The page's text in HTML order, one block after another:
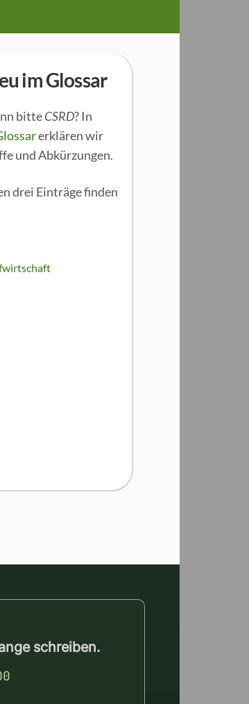
im Glossar
bitteCSRD? In
erklären wir
und Abkürzungen.
drei Einträge finden
schreiben.